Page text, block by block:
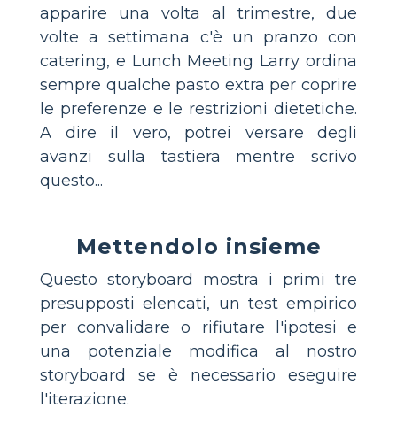
apparire una volta al trimestre, due
volte a settimana c'è un pranzo con
catering, e Lunch Meeting Larry ordina
sempre qualche pasto extra per coprire
le preferenze e le restrizioni dietetiche.
A dire il vero, potrei versare degli
avanzi sulla tastiera mentre scrivo
questo...
Mettendolo insieme
Questo storyboard mostra i primi tre
presupposti elencati, un test empirico
per convalidare o rifiutare l'ipotesi e
una potenziale modifica al nostro
storyboard se è necessario eseguire
l'iterazione.